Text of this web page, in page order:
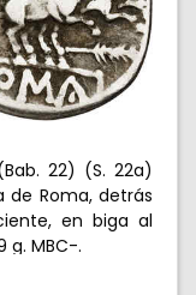
22) (S. 22a)
de Roma, detrás
en biga al
g. MBC-.